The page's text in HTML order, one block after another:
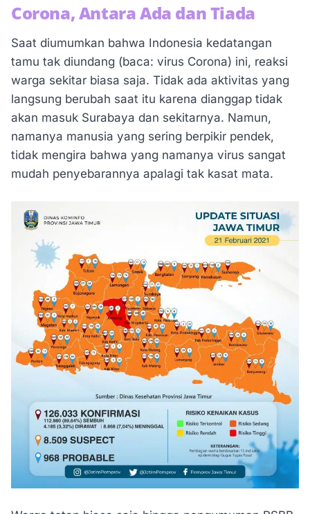
Corona, Antara Ada dan Tiada
Saat diumumkan bahwa Indonesia kedatangan
tamu tak diundang (baca: virus Corona) ini, reaksi
warga sekitar biasa saja. Tidak ada aktivitas yang
langsung berubah saat itu karena dianggap tidak
akan masuk Surabaya dan sekitarnya. Namun,
namanya manusia yang sering berpikir pendek,
tidak mengira bahwa yang namanya virus sangat
mudah penyebarannya apalagi tak kasat mata.